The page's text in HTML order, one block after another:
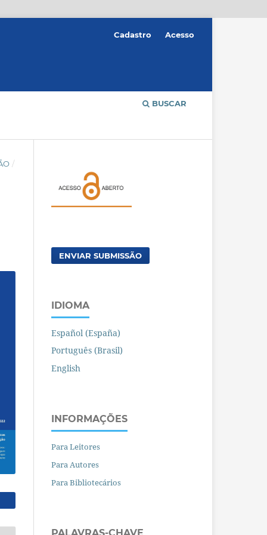
BUSCAR
Cadastro Acesso
/
ENVIAR SUBMISSÃO
IDIOMA
Español (España)
Português (Brasil)
English
INFORMAÇÕES
Para Leitores
Para Autores
Para Bibliotecários